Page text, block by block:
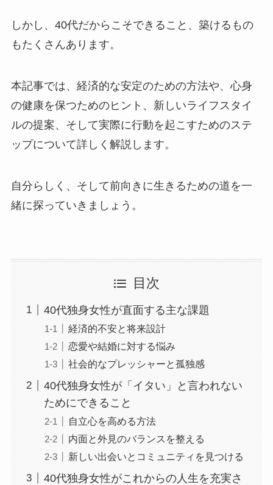
しかし、40代だからこそできること、築けるもの
もたくさんあります。
本記事では、経済的な安定のための方法や、心身
の健康を保つためのヒント、新しいライフスタイ
ルの提案、そして実際に行動を起こすためのステ
ップについて詳しく解説します。
自分らしく、そして前向きに生きるための道を一
緒に探っていきましょう。
目次
40代独身女性が直面する主な課題
経済的不安と将来設計
恋愛や結婚に対する悩み
社会的なプレッシャーと孤独感
40代独身女性が「イタい」と言われない
ためにできること
自立心を高める方法
内面と外見のバランスを整える
新しい出会いとコミュニティを見つける
40代独身女性がこれからの人生を充実さ